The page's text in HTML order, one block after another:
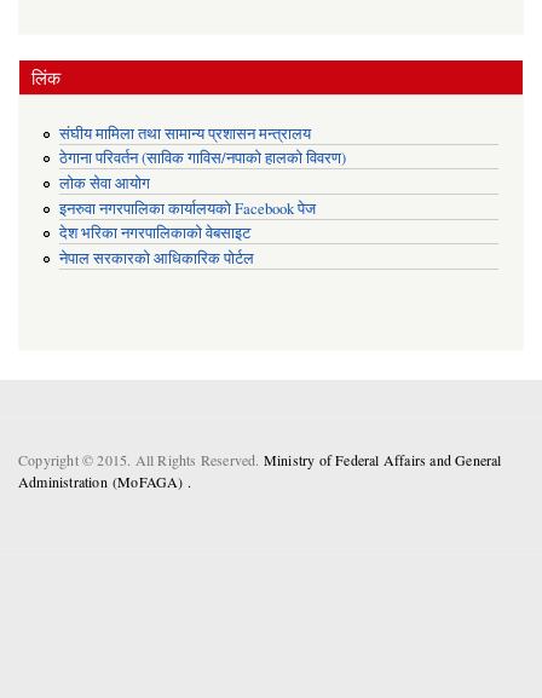
लिंक
संघीय मामिला तथा सामान्य प्रशासन मन्त्रालय
ठेगाना परिवर्तन (साविक गाविस/नपाको हालको विवरण)
लोक सेवा आयोग
इनरुवा नगरपालिका कार्यालयको Facebook पेज
देश भरिका नगरपालिकाको वेबसाइट
नेपाल सरकारको आधिकारिक पोर्टल
Copyright © 2015. All Rights Reserved. Ministry of Federal Affairs and General
Administration (MoFAGA) .